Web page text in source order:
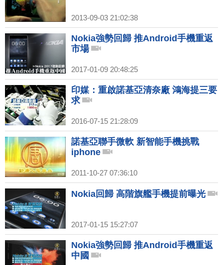
2013-09-03 21:02:38
Nokia強勢回歸 推Android手機重返
市場
2017-01-09 20:48:25
印媒：重啟諾基亞清奈廠 鴻海提三要
求
2016-07-15 21:28:09
諾基亞聯手微軟 新智能手機挑戰
iphone
2011-10-27 07:36:10
Nokia回歸 高階旗艦手機提前曝光
2017-01-15 15:27:07
Nokia強勢回歸 推Android手機重返
中國